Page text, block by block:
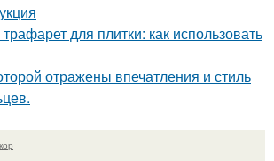
для плитки: как использовать
отражены впечатления и стиль